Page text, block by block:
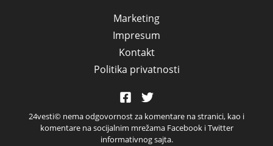
Marketing
Impresum
Kontakt
Politika privatnosti
24vesti© nema odgovornost za komentare na stranici, kao i
komentare na socijalnim mrežama Facebook i Twitter
informativnog sajta.